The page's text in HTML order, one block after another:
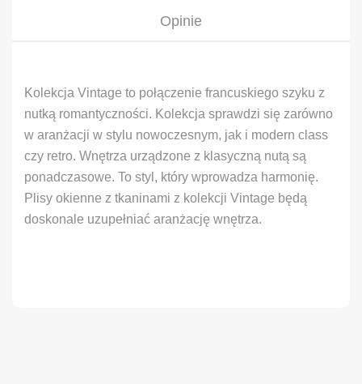
Opinie
Kolekcja Vintage to połączenie francuskiego szyku z
nutką romantyczności. Kolekcja sprawdzi się zarówno
w aranżacji w stylu nowoczesnym, jak i modern class
czy retro. Wnętrza urządzone z klasyczną nutą są
ponadczasowe. To styl, który wprowadza harmonię.
Plisy okienne z tkaninami z kolekcji Vintage będą
doskonale uzupełniać aranżację wnętrza.